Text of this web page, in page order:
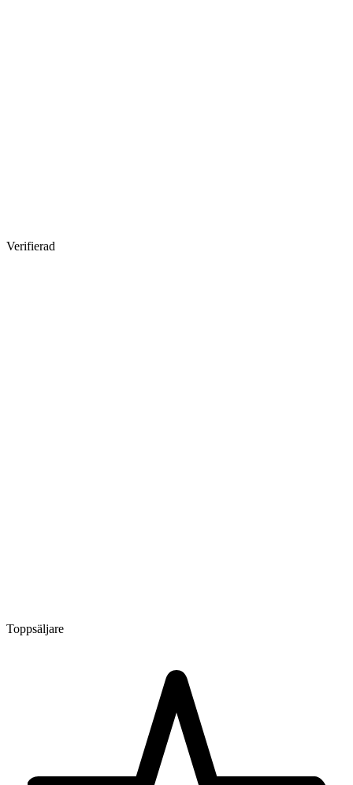
Verifierad
Toppsäljare